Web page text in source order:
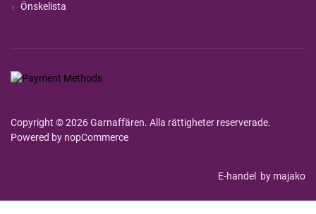
Önskelista
Copyright © 2026 Garnaffären. Alla rättigheter reserverade.
Powered by nopCommerce
E-handel by majako